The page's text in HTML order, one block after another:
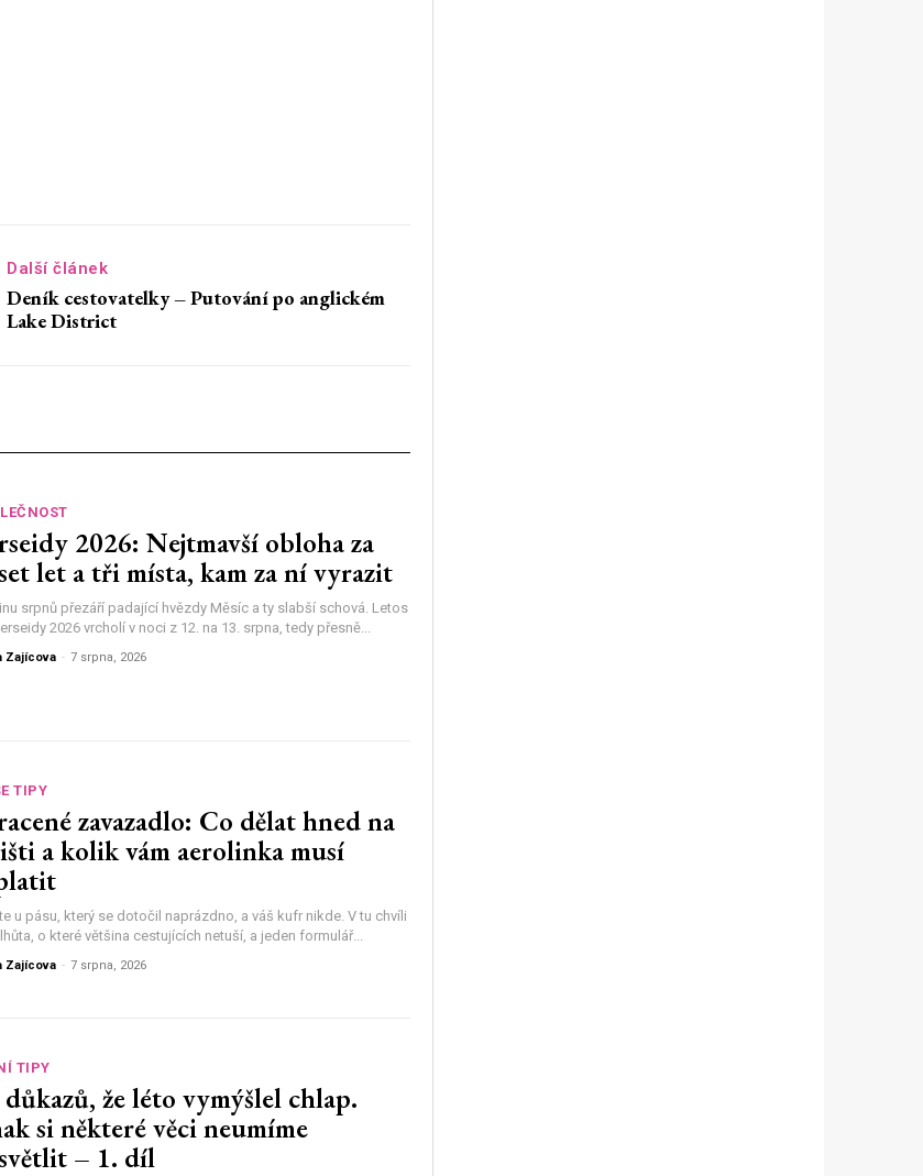
Další článek
Deník cestovatelky – Putování po anglickém
Lake District
2026: Nejtmavší obloha za
let a tři místa, kam za ní vyrazit
srpnů přezáří padající hvězdy Měsíc a ty slabší schová. Letos
2026 vrcholí v noci z 12. na 13. srpna, tedy přesně...
Zajícova - 7 srpna, 2026
TIPY
zavazadlo: Co dělat hned na
a kolik vám aerolinka musí
u pásu, který se dotočil naprázdno, a váš kufr nikde. V tu chvíli
o které většina cestujících netuší, a jeden formulář...
Zajícova - 7 srpna, 2026
TIPY
že léto vymýšlel chlap.
si některé věci neumíme
– 1. díl